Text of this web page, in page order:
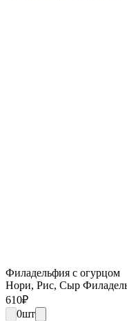
Филадельфия с огурцом
Нори, Рис, Сыр
610₽
0шт